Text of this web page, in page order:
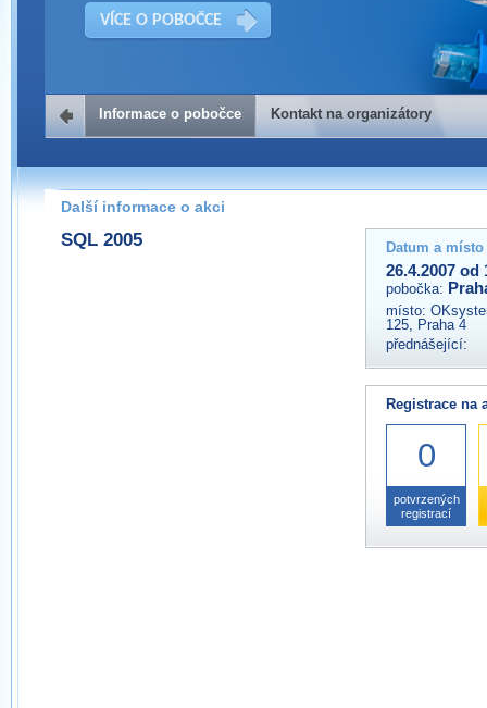
VÍCE O POBOČCE
Kontakt na organizátory
Pokud máte jakýkoliv dotaz na organizátory této akce,
prosím neváhejte nás kontaktovat na e-mailu:
praha@wug.cz
Informace o pobočce Kontakt na organizátory
Další informace o akci
SQL 2005 Datum a
26.4.2007 od
pobočka:
místo:
125, Praha 4
přednášející:
Registrace na
0
potvrzených
registrací